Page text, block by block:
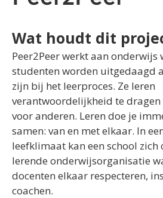
Wat houdt dit
Peer2Peer werkt aan onderwijs
studenten worden uitgedaagd
zijn bij het leerproces. Ze leren
verantwoordelijkheid te dragen
voor anderen. Leren doe je
samen: van en met elkaar. In
leefklimaat kan een school zich
lerende onderwijsorganisatie
docenten elkaar respecteren,
coachen.